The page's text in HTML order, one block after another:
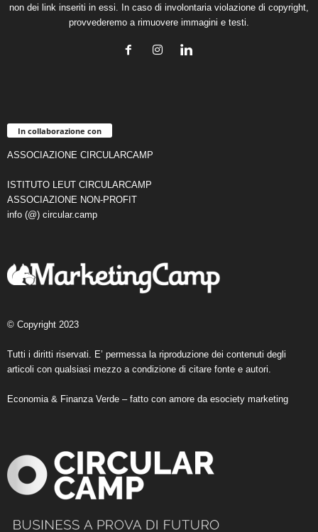
non dei link inseriti in essi. In caso di involontaria violazione di copyright,
provvederemo a rimuovere immagini e testi.
In collaborazione con
ASSOCIAZIONE CIRCULARCAMP
ISTITUTO LEUT CIRCULARCAMP
ASSOCIAZIONE NON-PROFIT
info (@) circular.camp
© Copyright 2023
Tutti i diritti riservati. E’ permessa la riproduzione dei contenuti degli
articoli con qualsiasi mezzo a condizione di citare fonte e autori.
Economia & Finanza Verde – fatto con amore da esociety marketing